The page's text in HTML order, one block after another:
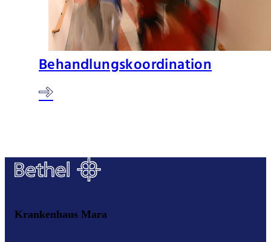
Behandlungskoordination
Krankenhaus Mara